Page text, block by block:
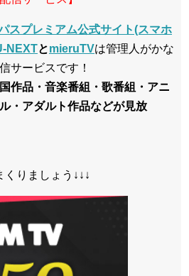
スプレミアム公式サイト(スマホ
NEXTとmieruTVは管理人がかな
サービスです！
作品・音楽番組・歌番組・アニ
・アダルト作品などが見放
くりましょう↓↓↓